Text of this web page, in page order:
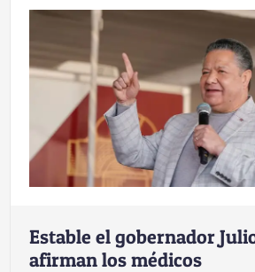
Estable el gobernador
afirman los médicos